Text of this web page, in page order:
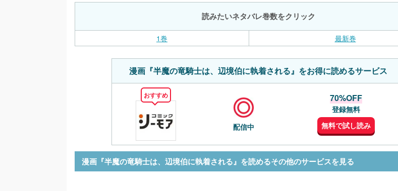
読みたいネタバレ巻数をクリック
1巻 最新巻
漫画『半魔の竜騎士は、辺境伯に執着される』をお得に読めるサービス
おすすめ
配信中
70%OFF
登録無料
無料で試し読み
漫画『半魔の竜騎士は、辺境伯に執着される』を読めるその他のサービスを見る